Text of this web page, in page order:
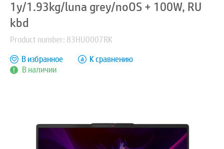
1y/1.93kg/luna grey/noOS + 100W, RU
kbd
Product number: 83HU0007RK
В наличии
В избранное К сравнению